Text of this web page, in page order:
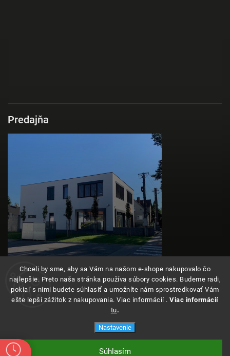
Chceli by sme, aby sa Vám na našom e-shope nakupovalo čo
najlepšie. Preto naša stránka používa súbory cookies. Budeme radi,
pokiaľ s nimi budete súhlasiť a umožníte nám sprostredkovať Vám
ešte lepší zážitok z nakupovania. Viac informácií .Viac informácií
tu.
Nastavenie
Súhlasím
Predajňa
Vytvoril Shoptet
Angeleyes. Všetky práva vyhradené.